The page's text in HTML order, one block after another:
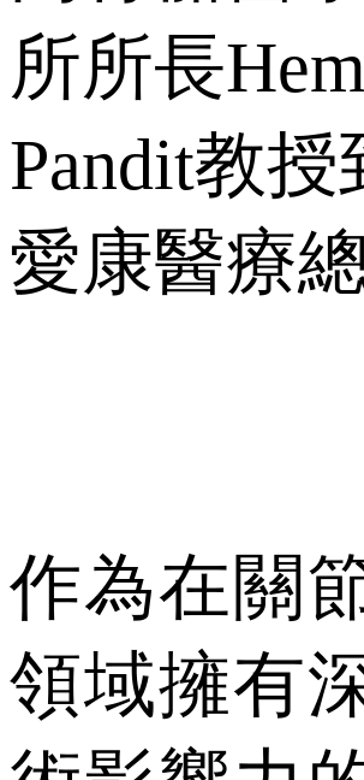
所所長
Pandit教授
愛康醫療總
作為在關
領域擁有